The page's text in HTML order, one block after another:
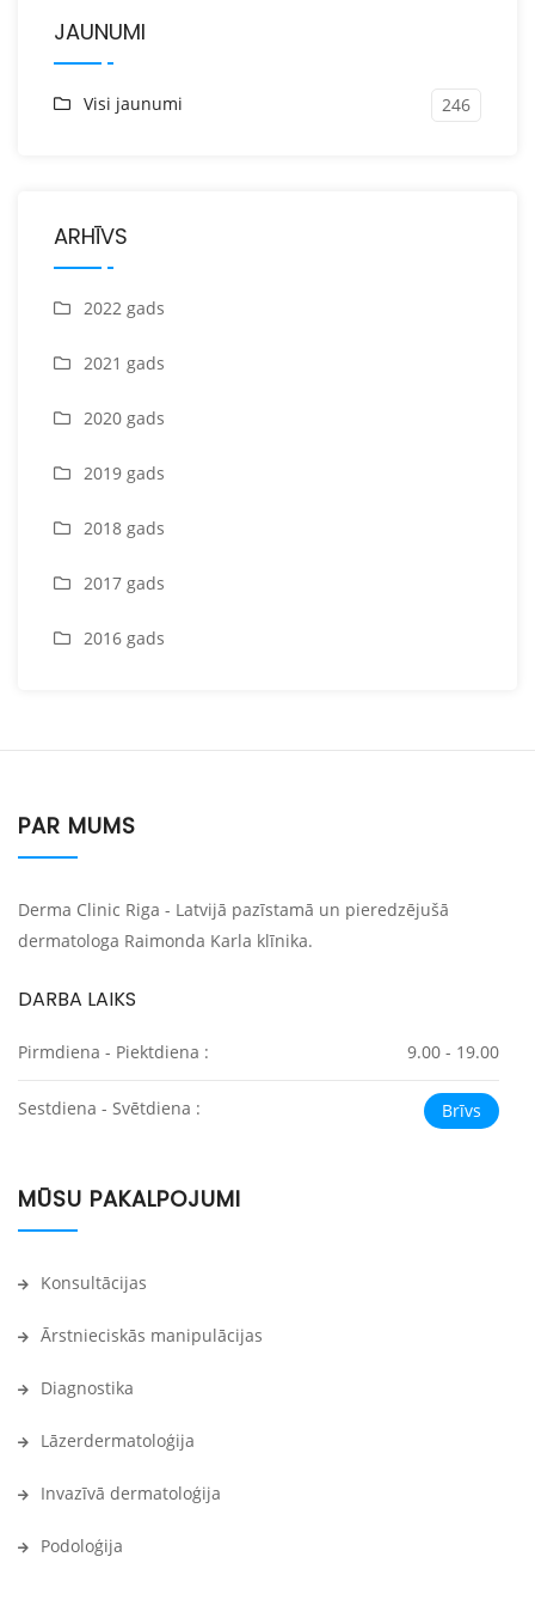
JAUNUMI
Visi jaunumi 246
ARHĪVS
2022 gads
2021 gads
2020 gads
2019 gads
2018 gads
2017 gads
2016 gads
PAR MUMS
Derma Clinic Riga - Latvijā pazīstamā un pieredzējušā
dermatologa Raimonda Karla klīnika.
DARBA LAIKS
Pirmdiena - Piektdiena : 9.00 - 19.00
Sestdiena - Svētdiena : Brīvs
MŪSU PAKALPOJUMI
Konsultācijas
Ārstnieciskās manipulācijas
Diagnostika
Lāzerdermatoloģija
Invazīvā dermatoloģija
Podoloģija